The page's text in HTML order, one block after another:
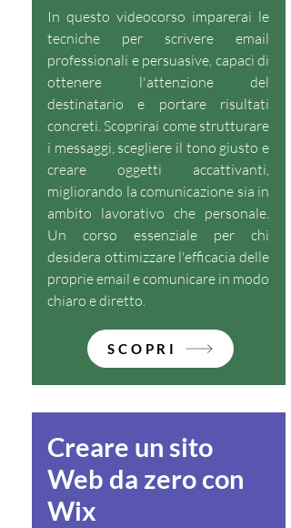
In questo videocorso imparerai le
tecniche per scrivere email
professionali e persuasive, capaci di
ottenere l'attenzione del
destinatario e portare risultati
concreti. Scoprirai come strutturare
i messaggi, scegliere il tono giusto e
creare oggetti accattivanti,
migliorando la comunicazione sia in
ambito lavorativo che personale.
Un corso essenziale per chi
desidera ottimizzare l'efficacia delle
proprie email e comunicare in modo
chiaro e diretto.
SCOPRI
Creare un sito
Web da zero con
Wix